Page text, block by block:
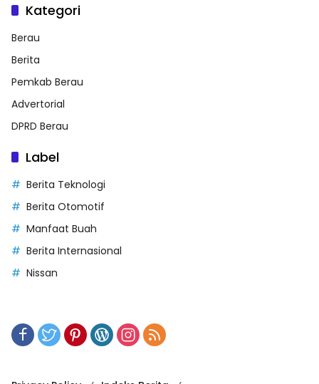
Kategori
Berau
Berita
Pemkab Berau
Advertorial
DPRD Berau
Label
Berita Teknologi
Berita Otomotif
Manfaat Buah
Berita Internasional
Nissan